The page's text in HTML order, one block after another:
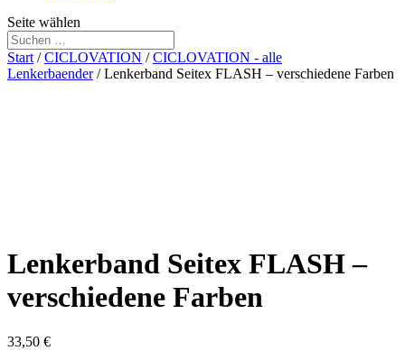
Seite wählen
Start /CICLOVATION /CICLOVATION - alle
Lenkerbaender/ Lenkerband Seitex FLASH – verschiedene Farben
Lenkerband Seitex FLASH –
verschiedene Farben
33,50 €